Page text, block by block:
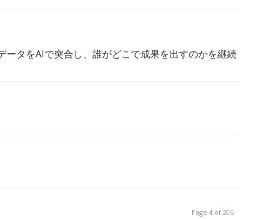
タをAIで突合し、誰がどこで成果を出すのかを継続
Page 4 of 206